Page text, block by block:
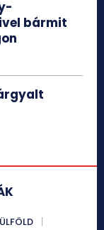
bármit